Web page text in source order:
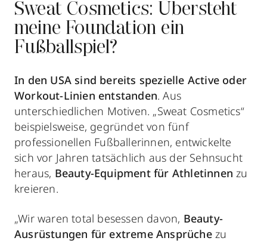
Sweat Cosmetics: Übersteht
meine Foundation ein
Fußballspiel?
In den USA sind bereits spezielle Active oder
Workout-Linien entstanden. Aus
unterschiedlichen Motiven. „Sweat Cosmetics“
beispielsweise, gegründet von fünf
professionellen Fußballerinnen, entwickelte
sich vor Jahren tatsächlich aus der Sehnsucht
heraus, Beauty-Equipment für Athletinnen zu
kreieren.
„Wir waren total besessen davon, Beauty-
Ausrüstungen für extreme Ansprüchezu